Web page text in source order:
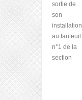
sortie de
son
installation
au fauteuil
n°1 de la
section